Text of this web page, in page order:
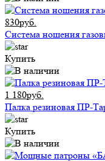
830руб.
Система ношения
Купить
1 180руб.
Палка резиновая ПР-
Купить